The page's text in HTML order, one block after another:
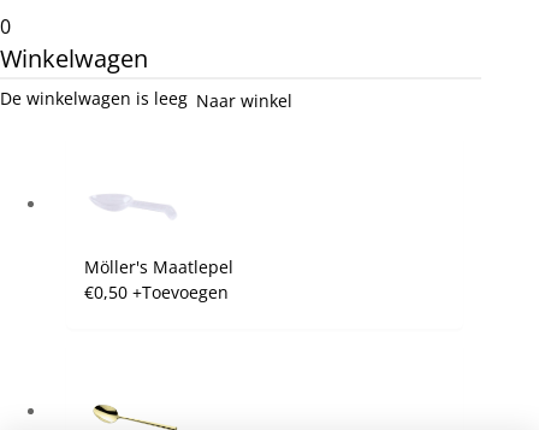
0
Winkelwagen
De winkelwagen is leeg Naar winkel
Möller's Maatlepel
€0,50 +Toevoegen